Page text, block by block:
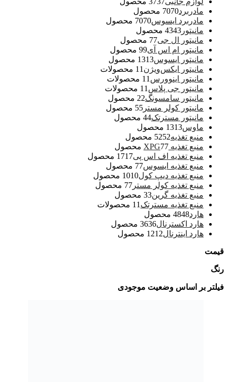
مادربرد
7070 محصول
مادربرد ایسوس
7070 محصول
مانیتور
4343 محصول
مانیتور ال جی 77 محصول
مانیتور ام اس آی 99 محصول
مانیتور ایسوس
1313 محصول
مانیتور ایکس‌ویژن
1 1 محصولات
مانیتور اینوورس
1 1 محصولات
مانیتور جی پلاس
1 1 محصولات
مانیتور سامسونگ 22 محصول
مانیتور کولر مستر
55 محصول
مانیتور مسترتک 44 محصول
ماوس
1313 محصول
منبع تغذیه
5252 محصول
منبع تغذیه XPG
77 محصول
منبع تغذیه اف اس پی
1717 محصول
منبع تغذیه ایسوس 77 محصول
منبع تغذیه دیپ کول
1010 محصول
منبع تغذیه کولر مستر
77 محصول
منبع تغذیه گرین 33 محصول
منبع تغذیه مسترتک
1 1 محصولات
هارد
4848 محصول
هارد اکسترنال
3636 محصول
هارد اینترنال
1212 محصول
قیمت
رنگ
فیلتر بر اساس وضعیت موجودی